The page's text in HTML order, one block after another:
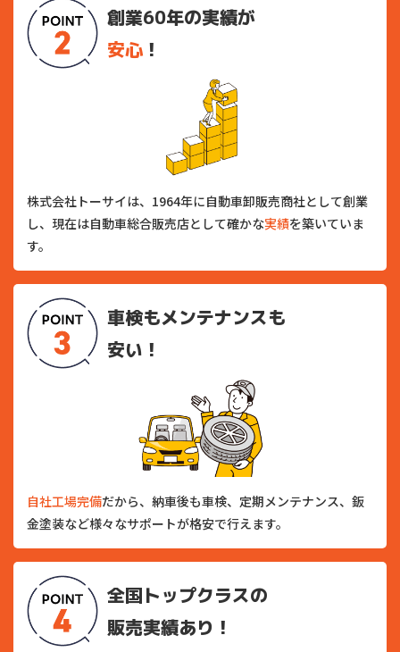
創業60年の実績が
安心 ！
株式会社トーサイは、1964年に自動車卸販売商社として創業
し、現在は自動車総合販売店として確かな実績を築いていま
す。
車検もメンテナンスも
安い！
自社工場完備だから、納車後も車検、定期メンテナンス、鈑
金塗装など様々なサポートが格安で行えます。
全国トップクラスの
販売実績あり！